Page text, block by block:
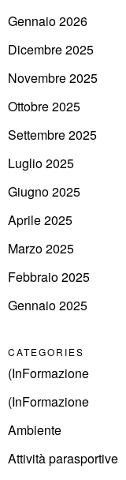
Gennaio 2026
Dicembre 2025
Novembre 2025
Ottobre 2025
Settembre 2025
Luglio 2025
Giugno 2025
Aprile 2025
Marzo 2025
Febbraio 2025
Gennaio 2025
CATEGORIES
(InFormazione
(InFormazione
Ambiente
Attività parasportive